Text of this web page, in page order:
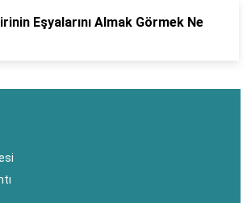
Eşyalarını Almak Görmek Ne